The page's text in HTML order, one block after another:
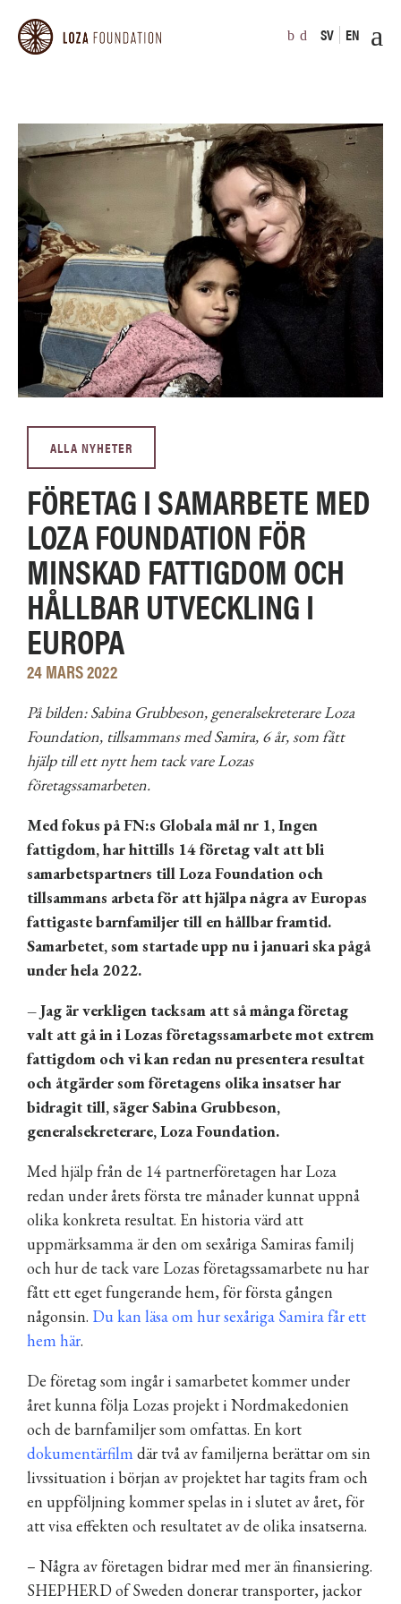
SV EN
ALLA NYHETER
FÖRETAG I SAMARBETE MED
LOZA FOUNDATION FÖR
MINSKAD FATTIGDOM OCH
HÅLLBAR UTVECKLING I
EUROPA
24 MARS 2022
På bilden: Sabina Grubbeson, generalsekreterare Loza
Foundation, tillsammans med Samira, 6 år, som fått
hjälp till ett nytt hem tack vare Lozas
företagssamarbeten.
Med fokus på FN:s Globala mål nr 1, Ingen
fattigdom, har hittills 14 företag valt att bli
samarbetspartners till Loza Foundation och
tillsammans arbeta för att hjälpa några av Europas
fattigaste barnfamiljer till en hållbar framtid.
Samarbetet, som startade upp nu i januari ska pågå
under hela 2022.
– Jag är verkligen tacksam att så många företag
valt att gå in i Lozas företagssamarbete mot extrem
fattigdom och vi kan redan nu presentera resultat
och åtgärder som företagens olika insatser har
bidragit till, säger Sabina Grubbeson,
generalsekreterare, Loza Foundation.
Med hjälp från de 14 partnerföretagen har Loza
redan under årets första tre månader kunnat uppnå
olika konkreta resultat. En historia värd att
uppmärksamma är den om sexåriga Samiras familj
och hur de tack vare Lozas företagssamarbete nu har
fått ett eget fungerande hem, för första gången
någonsin. Du kan läsa om hur sexåriga Samira får ett
hem här.
De företag som ingår i samarbetet kommer under
året kunna följa Lozas projekt i Nordmakedonien
och de barnfamiljer som omfattas. En kort
dokumentärfilm där två av familjerna berättar om sin
livssituation i början av projektet har tagits fram och
en uppföljning kommer spelas in i slutet av året, för
att visa effekten och resultatet av de olika insatserna.
– Några av företagen bidrar med mer än finansiering.
SHEPHERD of Sweden donerar transporter, jackor